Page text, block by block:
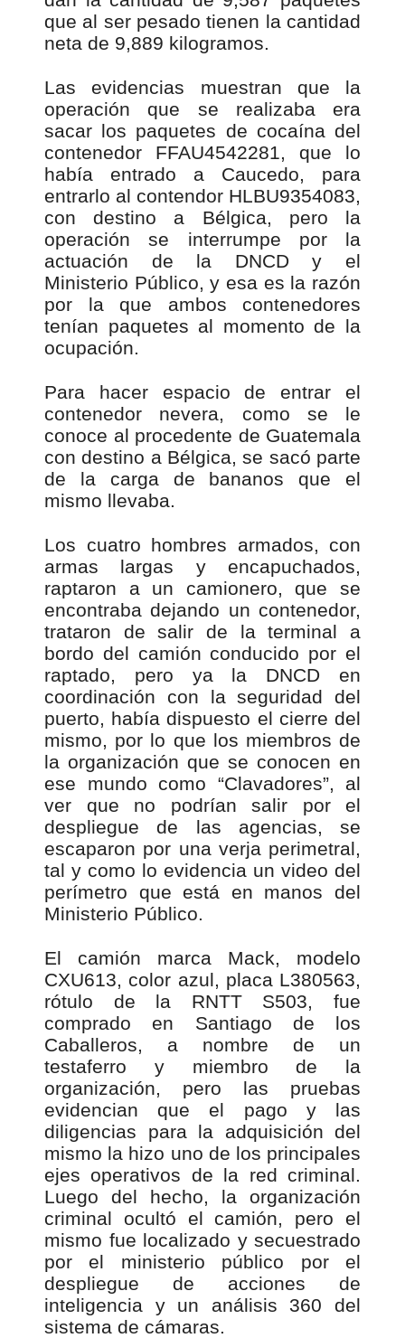
que al ser pesado tienen la cantidad
neta de 9,889 kilogramos.
Las evidencias muestran que la
operación que se realizaba era
sacar los paquetes de cocaína del
contenedor FFAU4542281, que lo
había entrado a Caucedo, para
entrarlo al contendor HLBU9354083,
con destino a Bélgica, pero la
operación se interrumpe por la
actuación de la DNCD y el
Ministerio Público, y esa es la razón
por la que ambos contenedores
tenían paquetes al momento de la
ocupación.
Para hacer espacio de entrar el
contenedor nevera, como se le
conoce al procedente de Guatemala
con destino a Bélgica, se sacó parte
de la carga de bananos que el
mismo llevaba.
Los cuatro hombres armados, con
armas largas y encapuchados,
raptaron a un camionero, que se
encontraba dejando un contenedor,
trataron de salir de la terminal a
bordo del camión conducido por el
raptado, pero ya la DNCD en
coordinación con la seguridad del
puerto, había dispuesto el cierre del
mismo, por lo que los miembros de
la organización que se conocen en
ese mundo como “Clavadores”, al
ver que no podrían salir por el
despliegue de las agencias, se
escaparon por una verja perimetral,
tal y como lo evidencia un video del
perímetro que está en manos del
Ministerio Público.
El camión marca Mack, modelo
CXU613, color azul, placa L380563,
rótulo de la RNTT S503, fue
comprado en Santiago de los
Caballeros, a nombre de un
testaferro y miembro de la
organización, pero las pruebas
evidencian que el pago y las
diligencias para la adquisición del
mismo la hizo uno de los principales
ejes operativos de la red criminal.
Luego del hecho, la organización
criminal ocultó el camión, pero el
mismo fue localizado y secuestrado
por el ministerio público por el
despliegue de acciones de
inteligencia y un análisis 360 del
sistema de cámaras.